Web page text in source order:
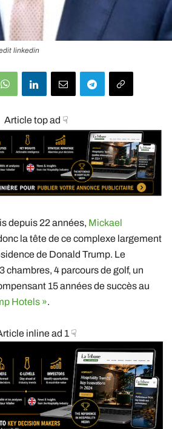
linkedin
Article top ad ☟
depuis 22 années, Mickael
la tête de ce complexe largement
de Donald Trump. Le
chambres, 4 parcours de golf, un
15 années de succès au
Hotels ».
inline ad 1 ☟